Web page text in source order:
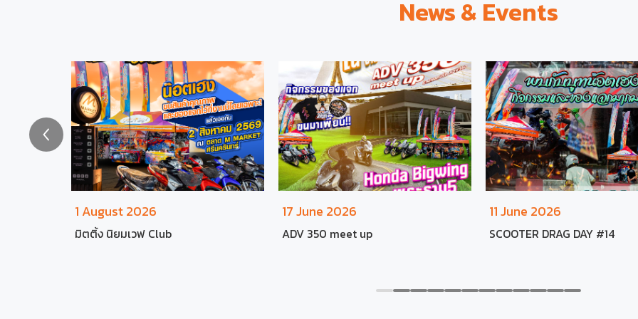
News & Events
1 August 2026
มิตติ้ง นิยมเวฟ Club
17 June 2026
ADV 350 meet up
11 June 2026
SCOOTER DRAG DAY #14